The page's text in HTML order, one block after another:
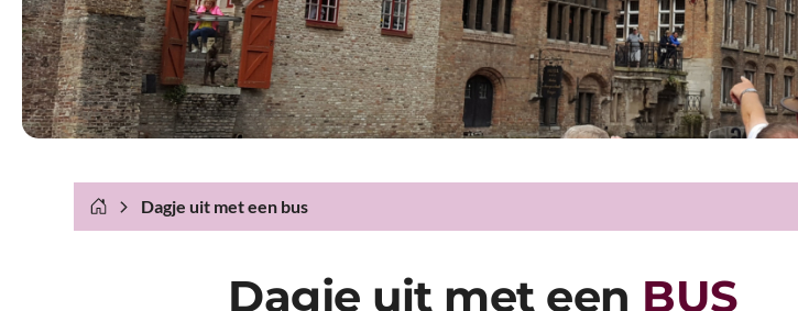
Festivalvervoer
Zakelijk vervoer
Bedrijfsuitje
Dagje uit met een bus
Dagje uit met een BUS